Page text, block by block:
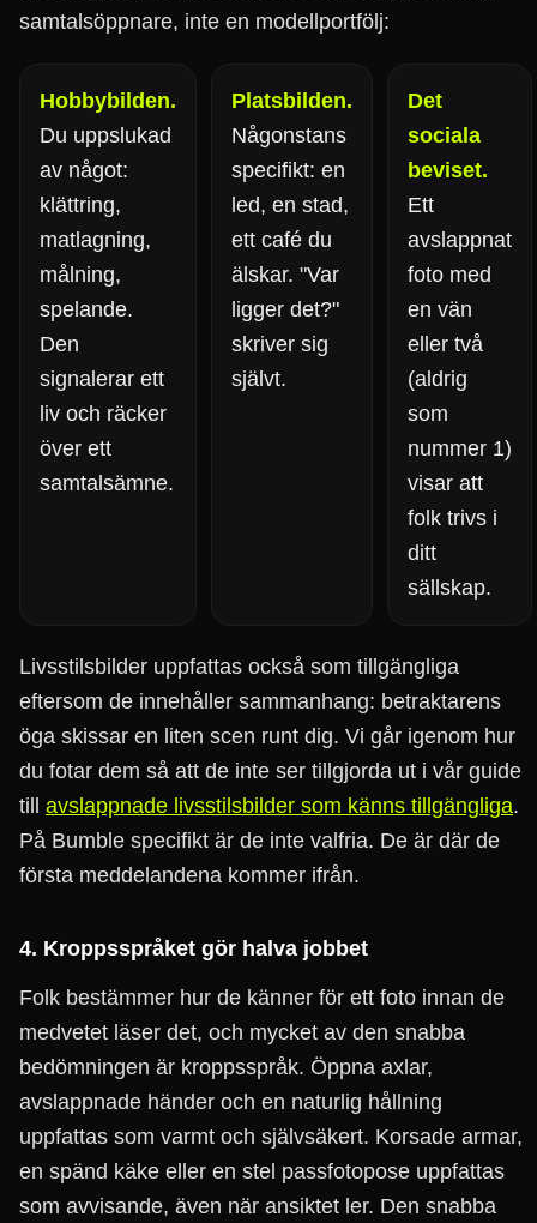
samtalsöppnare, inte en modellportfölj:
Hobbybilden.
Du uppslukad
av något:
klättring,
matlagning,
målning,
spelande.
Den
signalerar ett
liv och räcker
över ett
samtalsämne.
Platsbilden.
Någonstans
specifikt: en
led, en stad,
ett café du
älskar. "Var
ligger det?"
skriver sig
självt.
Det
sociala
beviset.
Ett
avslappnat
foto med
en vän
eller två
(aldrig
som
nummer 1)
visar att
folk trivs i
ditt
sällskap.
Livsstilsbilder uppfattas också som tillgängliga
eftersom de innehåller sammanhang: betraktarens
öga skissar en liten scen runt dig. Vi går igenom hur
du fotar dem så att de inte ser tillgjorda ut i vår guide
till avslappnade livsstilsbilder som känns tillgängliga.
På Bumble specifikt är de inte valfria. De är där de
första meddelandena kommer ifrån.
4. Kroppsspråket gör halva jobbet
Folk bestämmer hur de känner för ett foto innan de
medvetet läser det, och mycket av den snabba
bedömningen är kroppsspråk. Öppna axlar,
avslappnade händer och en naturlig hållning
uppfattas som varmt och självsäkert. Korsade armar,
en spänd käke eller en stel passfotopose uppfattas
som avvisande, även när ansiktet ler. Den snabba